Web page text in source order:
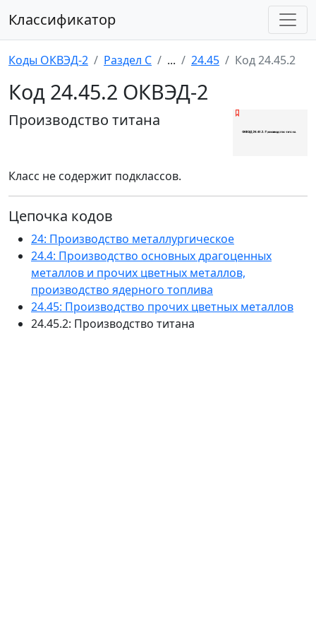
Классификатор
Коды ОКВЭД-2 Раздел C ... 24.45 Код 24.45.2
Код 24.45.2 ОКВЭД-2
Производство титана
Класс не содержит подклассов.
Цепочка кодов
24: Производство металлургическое
24.4: Производство основных драгоценных
металлов и прочих цветных металлов,
производство ядерного топлива
24.45: Производство прочих цветных металлов
24.45.2: Производство титана